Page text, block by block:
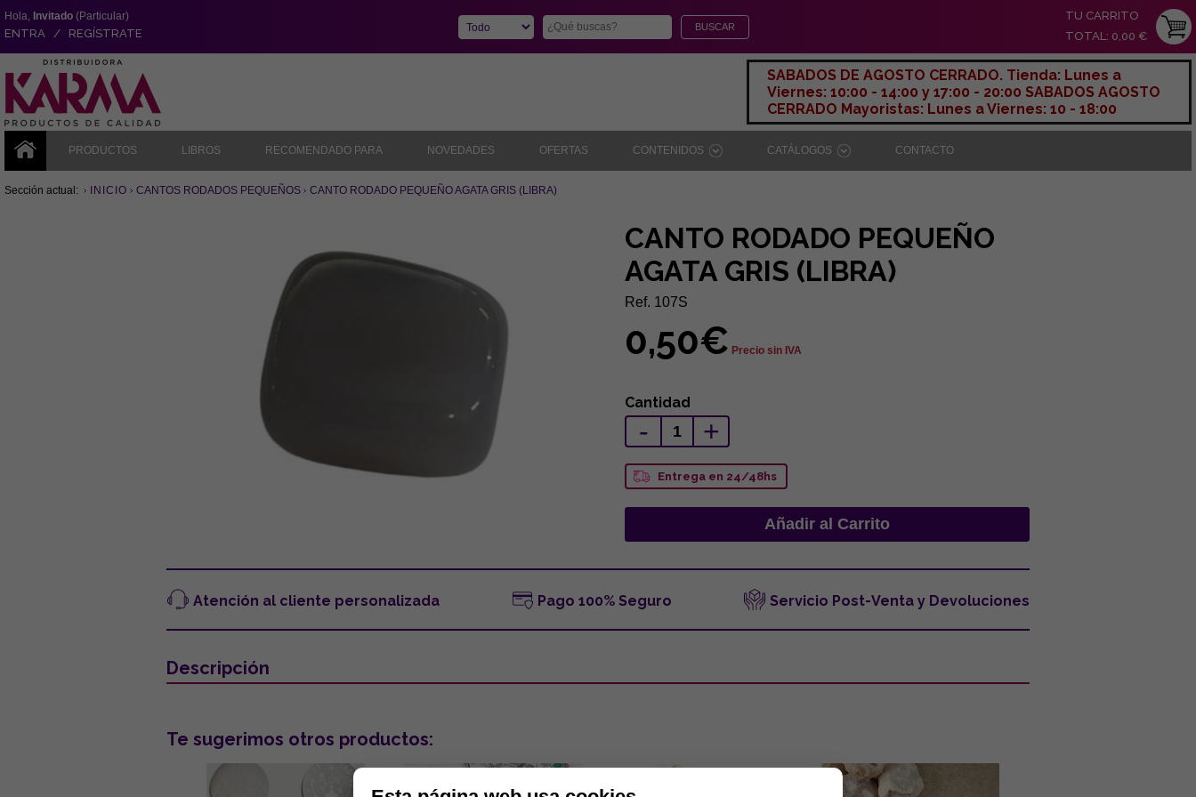
Hola, Invitado (Particular)
ENTRA / REGÍSTRATE
TU CARRITO
TOTAL: 0,00 €
SABADOS DE AGOSTO CERRADO. Tienda: Lunes a
Viernes: 10:00 - 14:00 y 17:00 - 20:00 SABADOS AGOSTO
CERRADO Mayoristas: Lunes a Viernes: 10 - 18:00
PRODUCTOS LIBROS RECOMENDADO PARA NOVEDADES OFERTAS CONTENIDOS CATÁLOGOS CONTACTO
Sección actual: INICIO CANTOS RODADOS PEQUEÑOS CANTO RODADO PEQUEÑO AGATA GRIS (LIBRA)
CANTO RODADO PEQUEÑO
AGATA GRIS (LIBRA)
Ref. 107S
0,50€ Precio sin IVA
Cantidad
- +
Entrega en 24/48hs
Atención al cliente personalizada Pago 100% Seguro Servicio Post-Venta y Devoluciones
Descripción
Te sugerimos otros productos: